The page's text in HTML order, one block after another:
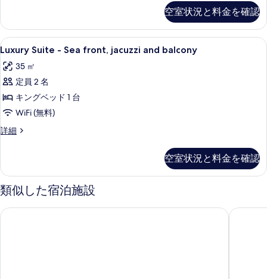
balcony
の
す
べ
て
の
写
真
示
す
る
Room
Sea
and
balcony
詳
細
空室状況と料金を確認
Luxury
Suite
-
Sea
front,
jacuzzi
and
balcony
す
べ
て
の
1 室のベッドルーム、エジプト綿の
28
Luxury Suite - Sea front, jacuzzi and balcony
35 ㎡
定員 2 名
キングベッド 1 台
WiFi (無料)
詳細
Luxury
front,
jacuzzi
and
の
空室状況と料金を確認
類似した宿泊施設
ホテルアンバサダー ラディ